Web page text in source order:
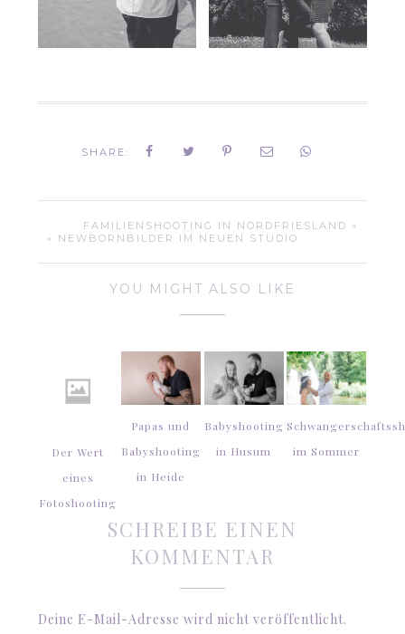
SHARE:
FAMILIENSHOOTING IN NORDFRIESLAND »
« NEWBORNBILDER IM NEUEN STUDIO
YOU MIGHT ALSO LIKE
Der Wert
eines
Fotoshooting
Papas und
Babyshooting
in Heide
Babyshooting
in Husum
im Sommer
SCHREIBE EINEN
KOMMENTAR
Deine E-Mail-Adresse wird nicht veröffentlicht.